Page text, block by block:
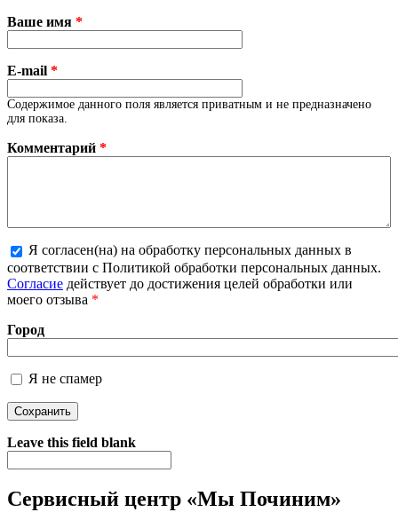
Ваше имя *
E-mail *
Содержимое данного поля является приватным и не предназначено
для показа.
Комментарий *
Более подробная информация о текстовых форматах
Я согласен(на) на обработку персональных данных в
соответствии с Политикой обработки персональных данных.
Согласие действует до достижения целей обработки или
моего отзыва *
Город
Я не спамер
Я спамер
Leave this field blank
Сервисный центр «Мы Починим»